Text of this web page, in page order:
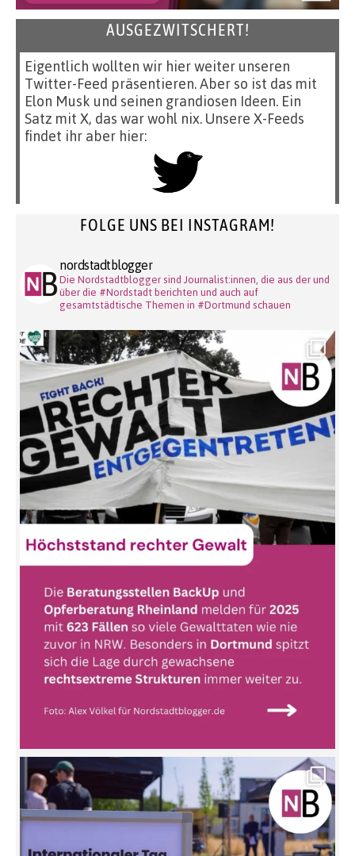
AUSGEZWITSCHERT!
Eigentlich wollten wir hier weiter unseren
Twitter-Feed präsentieren. Aber so ist das mit
Elon Musk und seinen grandiosen Ideen. Ein
Satz mit X, das war wohl nix. Unsere X-Feeds
findet ihr aber hier:
FOLGE UNS BEI INSTAGRAM!
nordstadtblogger
Die Nordstadtblogger sind Journalist:innen, die aus der und
über die #Nordstadt berichten und auch auf
gesamtstädtische Themen in #Dortmund schauen